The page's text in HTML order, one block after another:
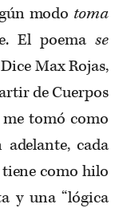
modo toma
El poemase
Max Rojas,
de Cuerpos
tomó como
cada
como hilo
y una “lógica